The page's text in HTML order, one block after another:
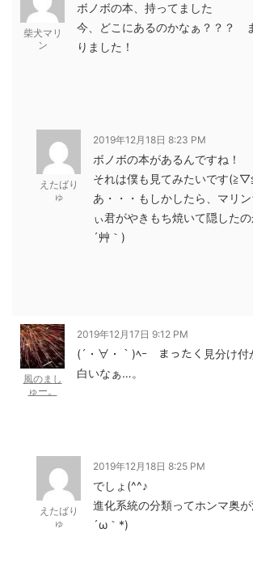
柴犬マリ
ン
ボノボの本、持ってました
今、どこにあるのかなぁ？？？
りました！
えたばり
ゅ
2019年12月18日 8:23 PM
ボノボの本があるんですね！
それは僕も見てみたいです
あ・・・もしかしたら、マリ
ぃ君がやきもち焼いて隠した
´艸｀)
風のまし
ゅー。
2019年12月17日 9:12 PM
(´・∀・｀)ﾍｰ まったく見分け付
白いなぁ…。
えたばり
ゅ
2019年12月18日 8:25 PM
でしょ(^^♪
進化系統の分類ってホンマ奥
´ω｀*)